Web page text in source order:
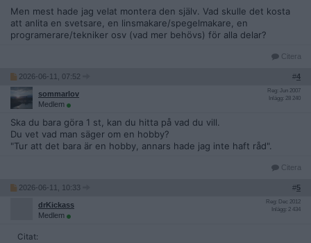
Men mest hade jag velat montera den själv. Vad skulle det kosta
att anlita en svetsare, en linsmakare/spegelmakare, en
programerare/tekniker osv (vad mer behövs) för alla delar?
Citera
2026-06-11, 07:52 #4
sommarlov
Medlem
Reg: Jun 2007
Inlägg: 28 240
Ska du bara göra 1 st, kan du hitta på vad du vill.
Du vet vad man säger om en hobby?
"Tur att det bara är en hobby, annars hade jag inte haft råd".
Citera
2026-06-11, 10:33 #5
drKickass
Medlem
Reg: Dec 2012
Inlägg: 2 434
Citat: